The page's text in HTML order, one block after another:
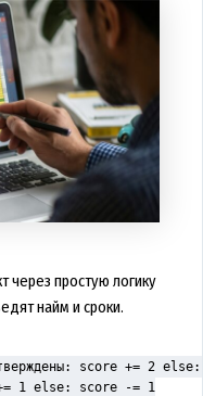
через простую логику
найм и сроки.
score += 2
+= 1 else: score -= 1